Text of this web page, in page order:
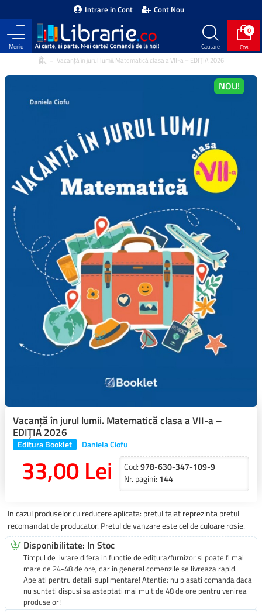
Intrare in Cont Cont Nou
0
Vacanță în jurul lumii. Matematică clasa a VII-a – EDIȚIA 2026
NOU!
Vacanță în jurul lumii. Matematică clasa a VII-a –
EDIȚIA 2026
Editura Booklet Daniela Ciofu
33,00 Lei Cod:978-630-347-109-9
Nr. pagini: 144
In cazul produselor cu reducere aplicata: pretul taiat reprezinta pretul
recomandat de producator. Pretul de vanzare este cel de culoare rosie.
Disponibilitate: In Stoc
Timpul de livrare difera in functie de editura/furnizor si poate fi mai
mare de 24-48 de ore, dar in general comenzile se livreaza rapid.
Apelati pentru detalii suplimentare! Atentie: nu plasati comanda daca
nu sunteti dispusi sa asteptati mai mult de 48 de ore pentru venirea
produselor!